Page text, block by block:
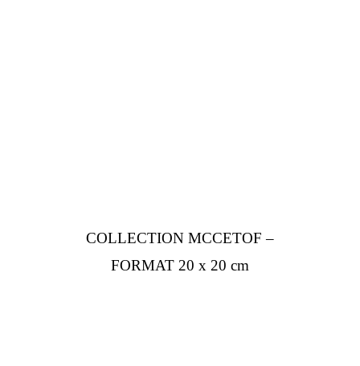
COLLECTION MCCETOF –
FORMAT 20 x 20 cm